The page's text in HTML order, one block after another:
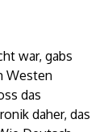
war, gabs
Westen
das
daher, das